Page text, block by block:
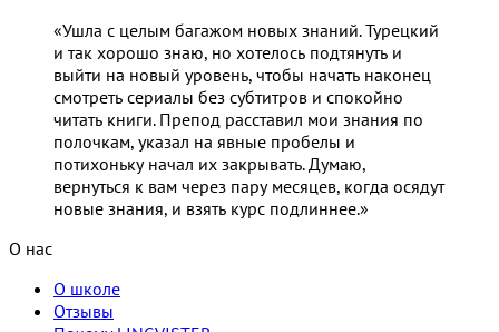
«Ушла с целым багажом новых знаний. Турецкий
и так хорошо знаю, но хотелось подтянуть и
выйти на новый уровень, чтобы начать наконец
смотреть сериалы без субтитров и спокойно
читать книги. Препод расставил мои знания по
полочкам, указал на явные пробелы и
потихоньку начал их закрывать. Думаю,
вернуться к вам через пару месяцев, когда осядут
новые знания, и взять курс подлиннее.»
О нас
О школе
Отзывы